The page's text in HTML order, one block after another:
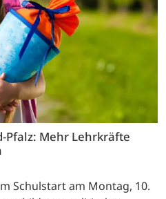
Pfalz: Mehr Lehrkräfte
Schulstart am Montag, 10.